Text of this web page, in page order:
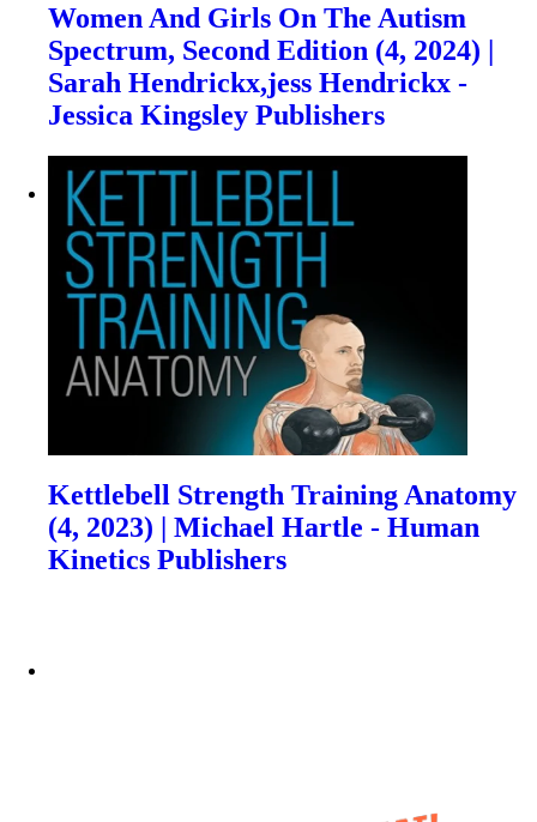
Women And Girls On The Autism
Spectrum, Second Edition (4, 2024) |
Sarah Hendrickx,jess Hendrickx -
Jessica Kingsley Publishers
Kettlebell Strength Training Anatomy
(4, 2023) | Michael Hartle - Human
Kinetics Publishers